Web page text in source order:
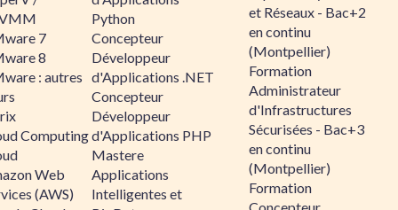
7
8
: autres
Computing
Web
(AWS)
Python
Concepteur
Développeur
d'Applications .NET
Concepteur
Développeur
d'Applications PHP
Mastere
Applications
Intelligentes et
et Réseaux - Bac+2
en continu
(Montpellier)
Formation
Administrateur
d'Infrastructures
Sécurisées - Bac+3
en continu
(Montpellier)
Formation